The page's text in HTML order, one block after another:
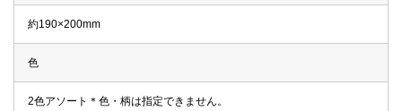
約190×200mm
色
2色アソート＊色・柄は指定できません。